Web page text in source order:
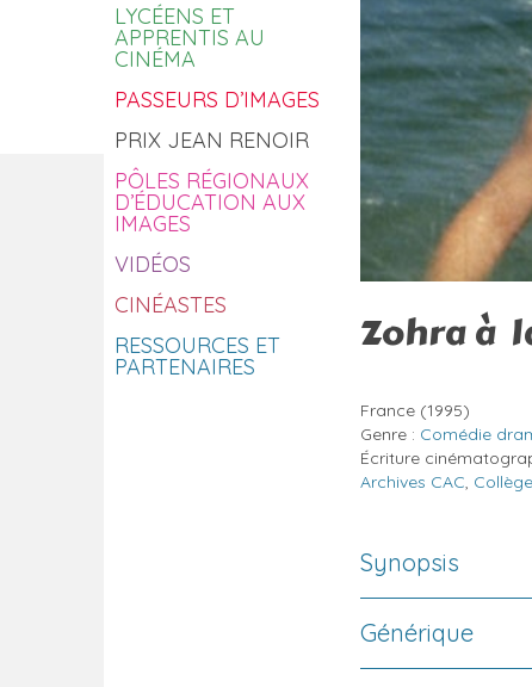
LYCÉENS ET
APPRENTIS AU
CINÉMA
PASSEURS D’IMAGES
PRIX JEAN RENOIR
PÔLES RÉGIONAUX
D’ÉDUCATION AUX
IMAGES
VIDÉOS
CINÉASTES
RESSOURCES ET
PARTENAIRES
Zohra à
France (1995)
Genre : Comédie
Écriture
Archives CAC,
Synopsis
Générique